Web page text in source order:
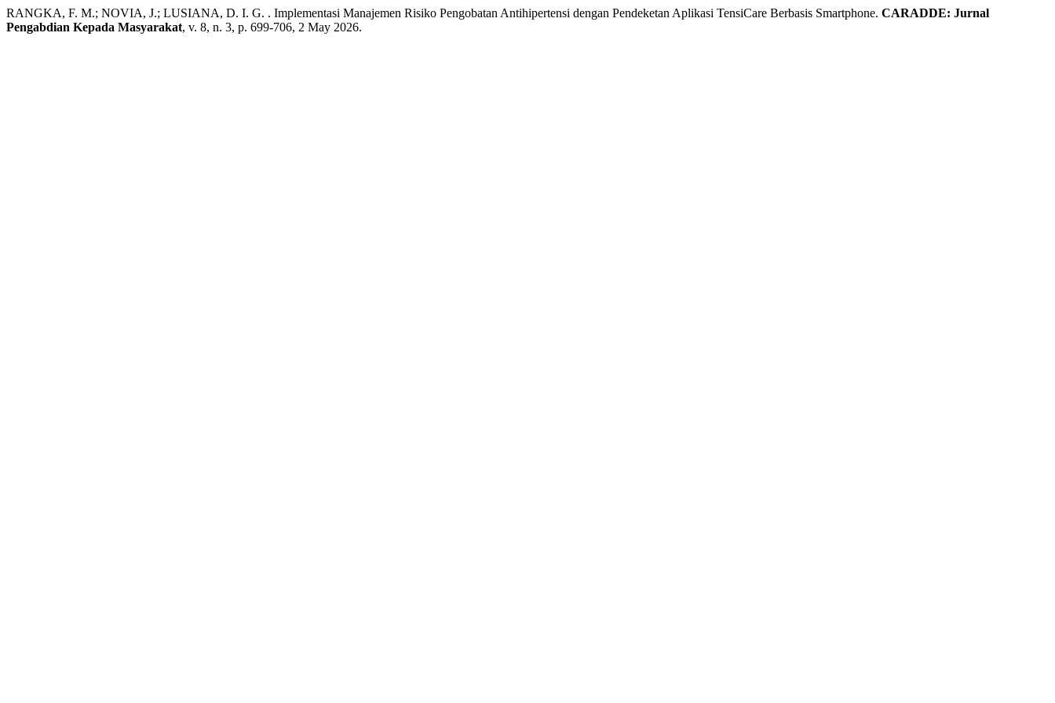
RANGKA, F. M.; NOVIA, J.; LUSIANA, D. I. G. . Implementasi Manajemen Risiko Pengobatan Antihipertensi dengan Pendeketan Aplikasi TensiCare Berbasis Smartphone. CARADDE: Jurnal
Pengabdian Kepada Masyarakat, v. 8, n. 3, p. 699-706, 2 May 2026.